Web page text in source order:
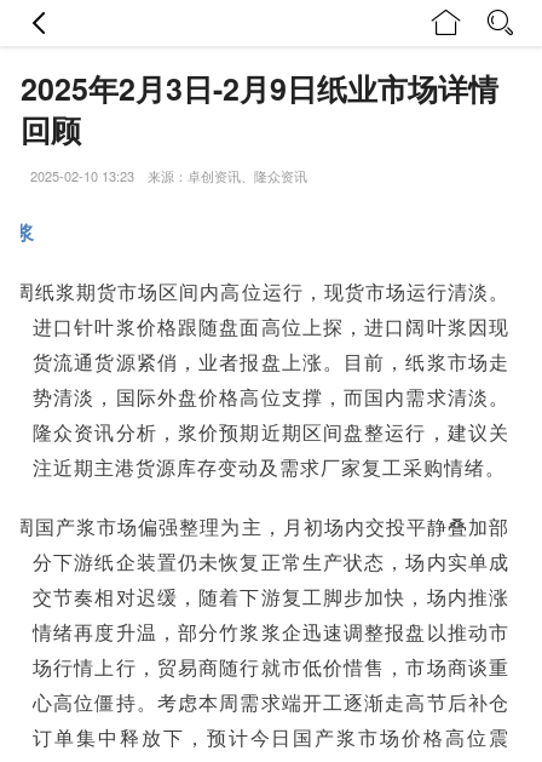
2025年2月3日-2月9日纸业市场详情
回顾
2025-02-10 13:23 来源：卓创资讯、隆众资讯
浆
周纸浆期货市场区间内高位运行，现货市场运行清淡。
进口针叶浆价格跟随盘面高位上探，进口阔叶浆因现
货流通货源紧俏，业者报盘上涨。目前，纸浆市场走
势清淡，国际外盘价格高位支撑，而国内需求清淡。
隆众资讯分析，浆价预期近期区间盘整运行，建议关
注近期主港货源库存变动及需求厂家复工采购情绪。
周国产浆市场偏强整理为主，月初场内交投平静叠加部
分下游纸企装置仍未恢复正常生产状态，场内实单成
交节奏相对迟缓，随着下游复工脚步加快，场内推涨
情绪再度升温，部分竹浆浆企迅速调整报盘以推动市
场行情上行，贸易商随行就市低价惜售，市场商谈重
心高位僵持。考虑本周需求端开工逐渐走高节后补仓
订单集中释放下，预计今日国产浆市场价格高位震